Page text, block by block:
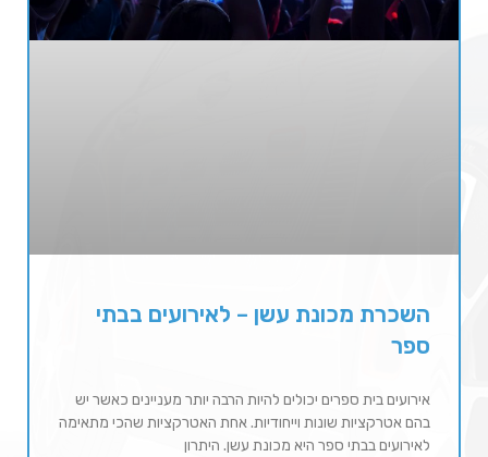
השכרת מכונת עשן – לאירועים בבתי
ספר
אירועים בית ספרים יכולים להיות הרבה יותר מעניינים כאשר יש
בהם אטרקציות שונות וייחודיות. אחת האטרקציות שהכי מתאימה
לאירועים בבתי ספר היא מכונת עשן. היתרון